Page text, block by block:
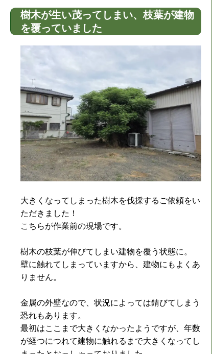
樹木が生い茂ってしまい、枝葉が建物
を覆っていました
大きくなってしまった樹木を伐採するご依頼をい
ただきました！
こちらが作業前の現場です。
樹木の枝葉が伸びてしまい建物を覆う状態に。
壁に触れてしまっていますから、建物にもよくあ
りません。
金属の外壁なので、状況によっては錆びてしまう
恐れもあります。
最初はここまで大きくなかったようですが、年数
が経つにつれて建物に触れるまで大きくなってし